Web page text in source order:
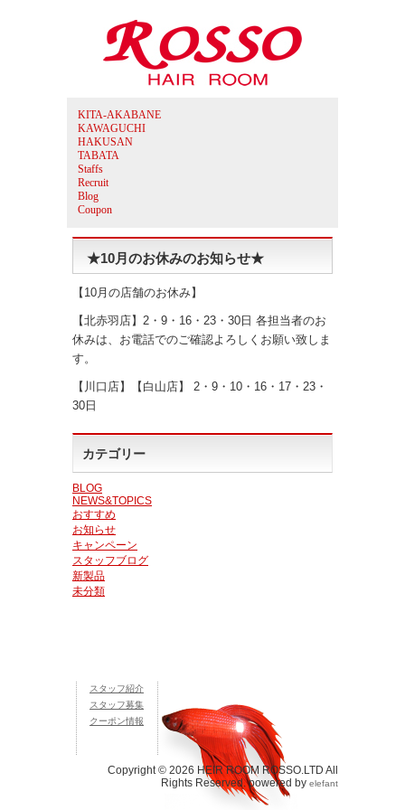
KITA-AKABANE
KAWAGUCHI
HAKUSAN
TABATA
Staffs
Recruit
Blog
Coupon
★10月のお休みのお知らせ★
【10月の店舗のお休み】
【北赤羽店】2・9・16・23・30日 各担当者のお
休みは、お電話でのご確認よろしくお願い致しま
す。
【川口店】【白山店】 2・9・10・16・17・23・
30日
カテゴリー
BLOG
NEWS&TOPICS
おすすめ
お知らせ
キャンペーン
スタッフブログ
新製品
未分類
スタッフ紹介
スタッフ募集
クーポン情報
Copyright © 2026 HEIR ROOM ROSSO.LTD All
Rights Reserved. powered by elefant